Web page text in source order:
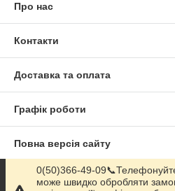
Про нас
Контакти
Доставка та оплата
Графік роботи
Повна версія сайту
Сайт створено на маркетплейсі
0(50)366-49-
може швидко обробляти